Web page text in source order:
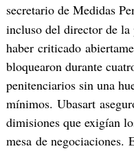
secretario de Medidas
incluso del director de
haber criticado
bloquearon durante
penitenciarios sin una
mínimos. Ubasart
dimisiones que exigían
mesa de negociaciones.